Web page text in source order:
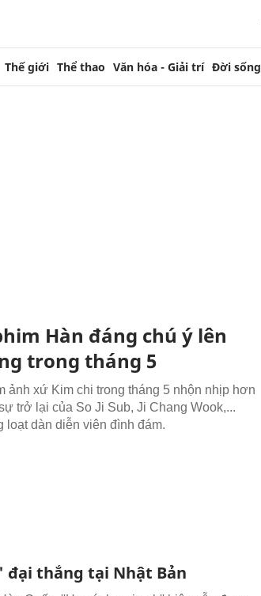
Thế giới Thể thao Văn hóa - Giải trí Đời sống
Hàn đáng chú ý lên
trong tháng 5
ảnh xứ Kim chi trong tháng 5 nhộn nhịp hơn
trở lại của So Ji Sub, Ji Chang Wook,...
loạt dàn diễn viên đình đám.
đại thắng tại Nhật Bản